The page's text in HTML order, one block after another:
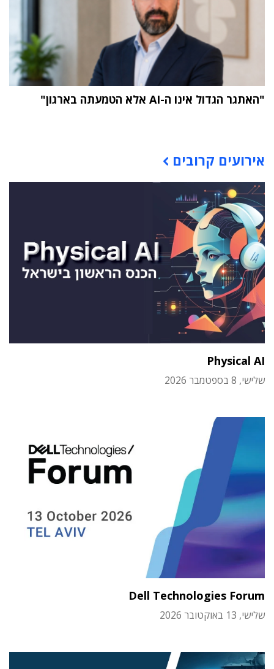
"האתגר הגדול אינו ה-AI אלא הטמעתה בארגון"
אירועים קרובים
Physical AI
שלישי, 8 בספטמבר 2026
Dell Technologies Forum
שלישי, 13 באוקטובר 2026